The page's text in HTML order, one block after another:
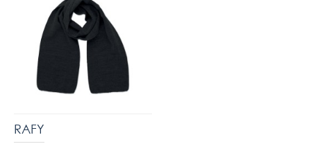
RAFY